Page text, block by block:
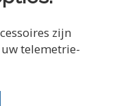
zijn
telemetrie-